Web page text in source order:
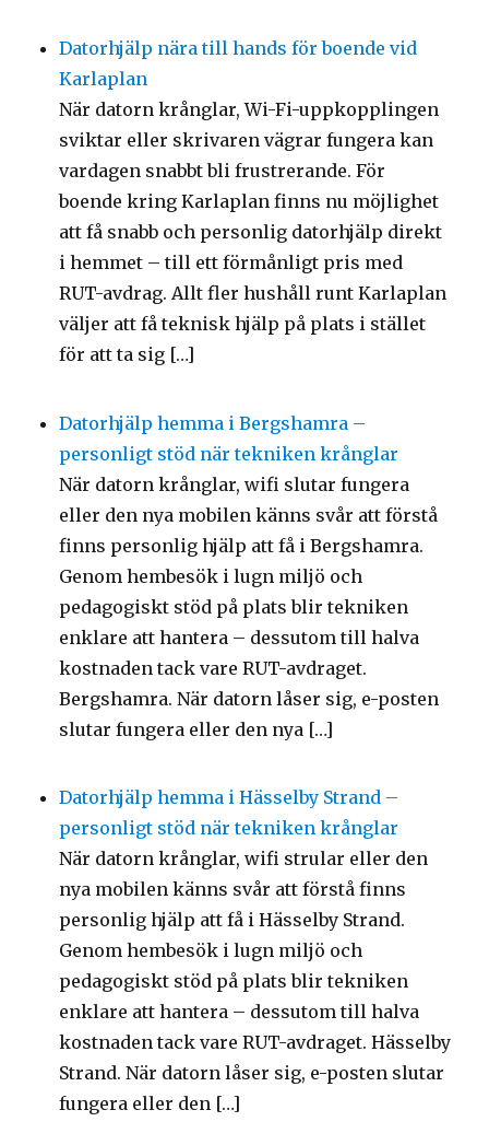
Datorhjälp nära till hands för boende vid
Karlaplan
När datorn krånglar, Wi-Fi-uppkopplingen
sviktar eller skrivaren vägrar fungera kan
vardagen snabbt bli frustrerande. För
boende kring Karlaplan finns nu möjlighet
att få snabb och personlig datorhjälp direkt
i hemmet – till ett förmånligt pris med
RUT-avdrag. Allt fler hushåll runt Karlaplan
väljer att få teknisk hjälp på plats i stället
för att ta sig […]
Datorhjälp hemma i Bergshamra –
personligt stöd när tekniken krånglar
När datorn krånglar, wifi slutar fungera
eller den nya mobilen känns svår att förstå
finns personlig hjälp att få i Bergshamra.
Genom hembesök i lugn miljö och
pedagogiskt stöd på plats blir tekniken
enklare att hantera – dessutom till halva
kostnaden tack vare RUT-avdraget.
Bergshamra. När datorn låser sig, e-posten
slutar fungera eller den nya […]
Datorhjälp hemma i Hässelby Strand –
personligt stöd när tekniken krånglar
När datorn krånglar, wifi strular eller den
nya mobilen känns svår att förstå finns
personlig hjälp att få i Hässelby Strand.
Genom hembesök i lugn miljö och
pedagogiskt stöd på plats blir tekniken
enklare att hantera – dessutom till halva
kostnaden tack vare RUT-avdraget. Hässelby
Strand. När datorn låser sig, e-posten slutar
fungera eller den […]